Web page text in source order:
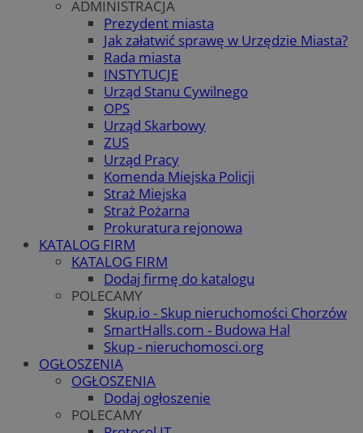
ADMINISTRACJA
Prezydent miasta
Jak załatwić sprawę w Urzędzie Miasta?
Rada miasta
INSTYTUCJE
Urząd Stanu Cywilnego
OPS
Urząd Skarbowy
ZUS
Urząd Pracy
Komenda Miejska Policji
Straż Miejska
Straż Pożarna
Prokuratura rejonowa
KATALOG FIRM
KATALOG FIRM
Dodaj firmę do katalogu
POLECAMY
Skup.io - Skup nieruchomości Chorzów
SmartHalls.com - Budowa Hal
Skup - nieruchomosci.org
OGŁOSZENIA
OGŁOSZENIA
Dodaj ogłoszenie
POLECAMY